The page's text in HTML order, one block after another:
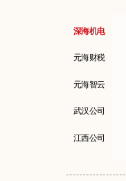
深海机电
元海财税
元海智云
武汉公司
江西公司